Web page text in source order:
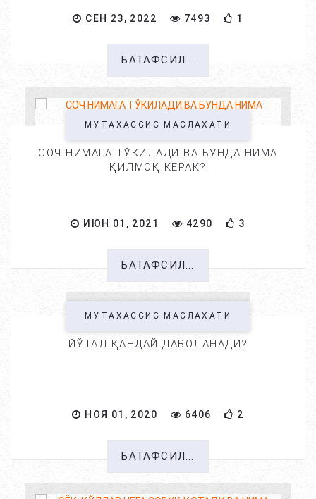
СЕН 23, 2022 7493 1
БАТАФСИЛ...
МУТАХАССИС МАСЛАХАТИ
СОЧ НИМАГА ТЎКИЛАДИ ВА БУНДА НИМА
ҚИЛМОҚ КЕРАК?
ИЮН 01, 2021 4290 3
БАТАФСИЛ...
МУТАХАССИС МАСЛАХАТИ
ЙЎТАЛ ҚАНДАЙ ДАВОЛАНАДИ?
НОЯ 01, 2020 6406 2
БАТАФСИЛ...